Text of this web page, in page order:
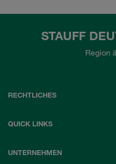
STAUFF
Region
RECHTLICHES
QUICK LINKS
UNTERNEHMEN